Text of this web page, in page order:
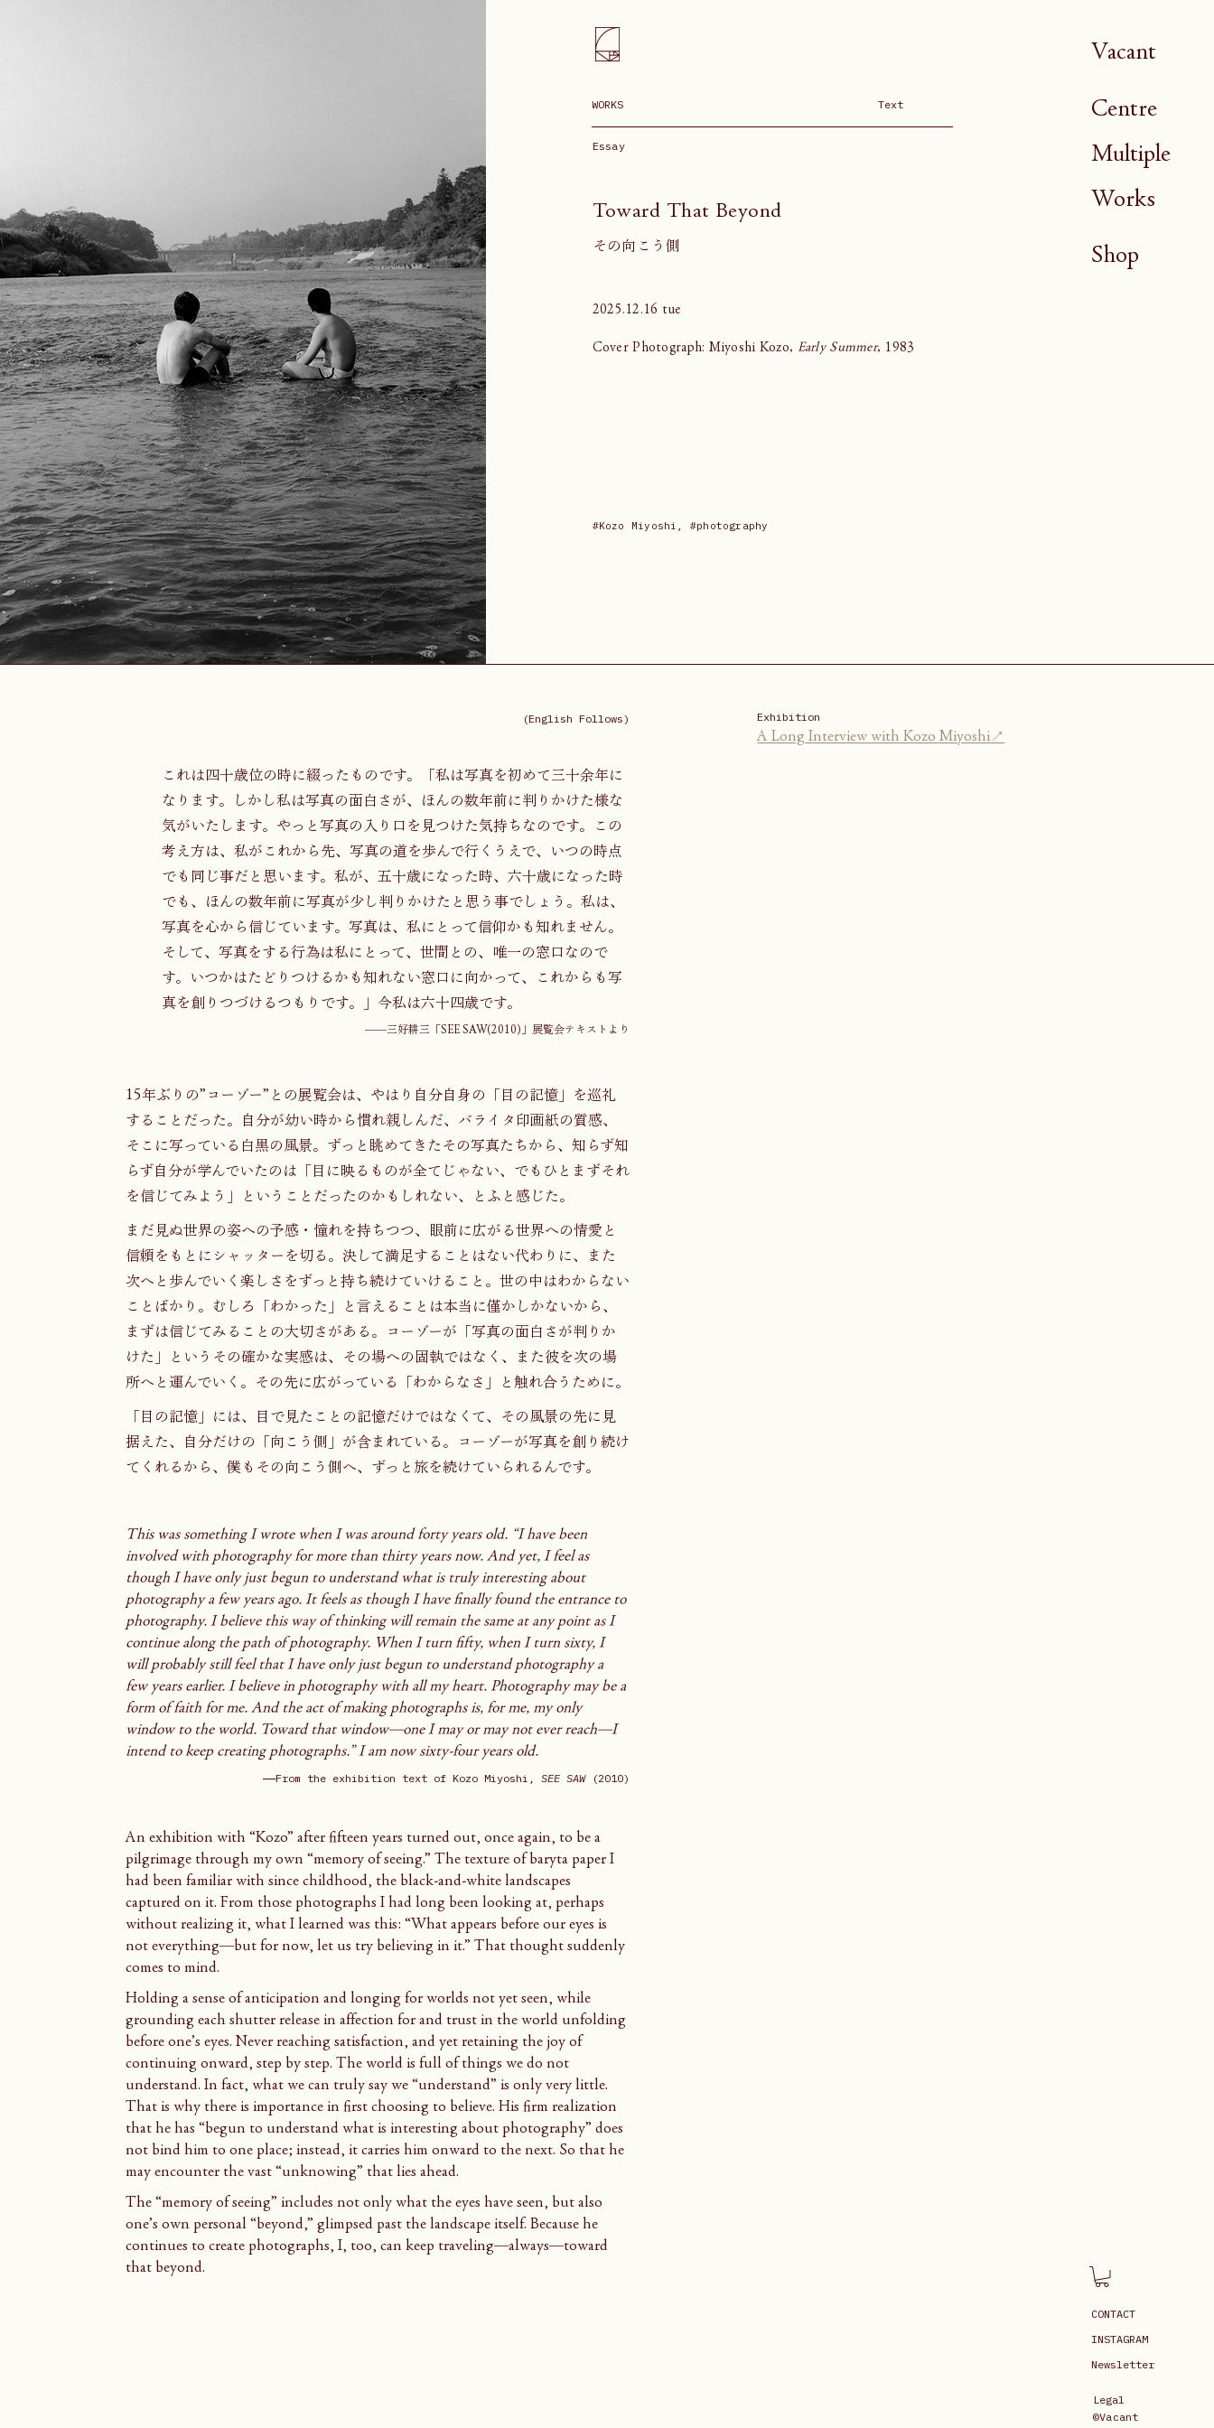
Vacant
Centre
Multiple
Works
Shop
WORKS Text
Essay
Toward That Beyond
その向こう側
2025.12.16 tue
Cover Photograph: Miyoshi Kozo, Early Summer, 1983
#Kozo Miyoshi, #photography
(English Follows)
これは四十歳位の時に綴ったものです。「私は写真を初めて三十余年に
なります。しかし私は写真の面白さが、ほんの数年前に判りかけた様な
気がいたします。やっと写真の入り口を見つけた気持ちなのです。この
考え方は、私がこれから先、写真の道を歩んで行くうえで、いつの時点
でも同じ事だと思います。私が、五十歳になった時、六十歳になった時
でも、ほんの数年前に写真が少し判りかけたと思う事でしょう。私は、
写真を心から信じています。写真は、私にとって信仰かも知れません。
そして、写真をする行為は私にとって、世間との、唯一の窓口なので
す。いつかはたどりつけるかも知れない窓口に向かって、これからも写
真を創りつづけるつもりです。」今私は六十四歳です。
——三好耕三「SEE SAW(2010)」展覧会テキストより
15年ぶりの”コーゾー”との展覧会は、やはり自分自身の「目の記憶」を巡礼
することだった。自分が幼い時から慣れ親しんだ、バライタ印画紙の質感、
そこに写っている白黒の風景。ずっと眺めてきたその写真たちから、知らず知
らず自分が学んでいたのは「目に映るものが全てじゃない、でもひとまずそれ
を信じてみよう」ということだったのかもしれない、とふと感じた。
まだ見ぬ世界の姿への予感・憧れを持ちつつ、眼前に広がる世界への情愛と
信頼をもとにシャッターを切る。決して満足することはない代わりに、また
次へと歩んでいく楽しさをずっと持ち続けていけること。世の中はわからない
ことばかり。むしろ「わかった」と言えることは本当に僅かしかないから、
まずは信じてみることの大切さがある。コーゾーが「写真の面白さが判りか
けた」というその確かな実感は、その場への固執ではなく、また彼を次の場
所へと運んでいく。その先に広がっている「わからなさ」と触れ合うために。
「目の記憶」には、目で見たことの記憶だけではなくて、その風景の先に見
据えた、自分だけの「向こう側」が含まれている。コーゾーが写真を創り続け
てくれるから、僕もその向こう側へ、ずっと旅を続けていられるんです。
This was something I wrote when I was around forty years old. “I have been
involved with photography for more than thirty years now. And yet, I feel as
though I have only just begun to understand what is truly interesting about
photography a few years ago. It feels as though I have finally found the entrance to
photography. I believe this way of thinking will remain the same at any point as I
continue along the path of photography. When I turn fifty, when I turn sixty, I
will probably still feel that I have only just begun to understand photography a
few years earlier. I believe in photography with all my heart. Photography may be a
form of faith for me. And the act of making photographs is, for me, my only
window to the world. Toward that window—one I may or may not ever reach—I
intend to keep creating photographs.” I am now sixty-four years old.
――From the exhibition text of Kozo Miyoshi, SEE SAW (2010)
An exhibition with “Kozo” after fifteen years turned out, once again, to be a
pilgrimage through my own “memory of seeing.” The texture of baryta paper I
had been familiar with since childhood, the black-and-white landscapes
captured on it. From those photographs I had long been looking at, perhaps
without realizing it, what I learned was this: “What appears before our eyes is
not everything—but for now, let us try believing in it.” That thought suddenly
comes to mind.
Holding a sense of anticipation and longing for worlds not yet seen, while
grounding each shutter release in affection for and trust in the world unfolding
before one’s eyes. Never reaching satisfaction, and yet retaining the joy of
continuing onward, step by step. The world is full of things we do not
understand. In fact, what we can truly say we “understand” is only very little.
That is why there is importance in first choosing to believe. His firm realization
that he has “begun to understand what is interesting about photography” does
not bind him to one place; instead, it carries him onward to the next. So that he
may encounter the vast “unknowing” that lies ahead.
The “memory of seeing” includes not only what the eyes have seen, but also
one’s own personal “beyond,” glimpsed past the landscape itself. Because he
continues to create photographs, I, too, can keep traveling—always—toward
that beyond.
Exhibition
A Long Interview with Kozo Miyoshi↗
CONTACT
INSTAGRAM
Newsletter
Legal
©Vacant